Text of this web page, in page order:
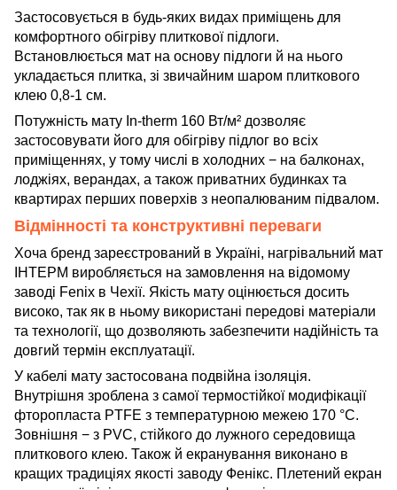
Застосовується в будь-яких видах приміщень для
комфортного обігріву плиткової підлоги.
Встановлюється мат на основу підлоги й на нього
укладається плитка, зі звичайним шаром плиткового
клею 0,8-1 см.
Потужність мату In-therm 160 Вт/м² дозволяє
застосовувати його для обігріву підлог во всіх
приміщеннях, у тому числі в холодних − на балконах,
лоджіях, верандах, а також приватних будинках та
квартирах перших поверхів з неопалюваним підвалом.
Відмінності та конструктивні переваги
Хоча бренд зареєстрований в Україні, нагрівальний мат
ІНТЕРМ виробляється на замовлення на відомому
заводі Fenix в Чехії. Якість мату оцінюється досить
високо, так як в ньому використані передові матеріали
та технології, що дозволяють забезпечити надійність та
довгий термін експлуатації.
У кабелі мату застосована подвійна ізоляція.
Внутрішня зроблена з самої термостійкої модифікації
фторопласта PTFE з температурною межею 170 °C.
Зовнішня − з PVC, стійкого до лужного середовища
плиткового клею. Також й екранування виконано в
кращих традиціях якості заводу Фенікс. Плетений екран